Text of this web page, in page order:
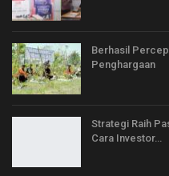
Berhasil
Penghargaan
Strategi Raih
Cara Investor…